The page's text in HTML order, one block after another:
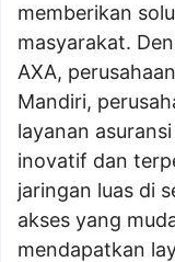
memberikan
masyarakat.
AXA,
Mandiri,
layanan
inovatif dan
jaringan luas di
akses yang
mendapatkan